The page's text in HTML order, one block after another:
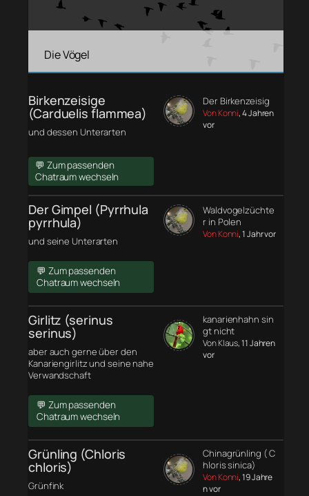
Die Vögel
Birkenzeisige
(Carduelis flammea)
und dessen Unterarten
💬 Zum passenden
Chatraum wechseln
Der Birkenzeisig
Von Konni, 4 Jahren
vor
Der Gimpel (Pyrrhula
pyrrhula)
und seine Unterarten
💬 Zum passenden
Chatraum wechseln
Waldvogelzüchte
r in Polen
Von Konni, 1 Jahr vor
Girlitz (serinus
serinus)
aber auch gerne über den
Kanariengirlitz und seine nahe
Verwandschaft
💬 Zum passenden
Chatraum wechseln
kanarienhahn sin
gt nicht
Von Klaus, 11 Jahren
vor
Grünling (Chloris
chloris)
Grünfink
Chinagrünling ( C
hloris sinica)
Von Konni, 19 Jahre
n vor